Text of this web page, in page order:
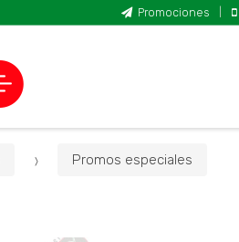
Promociones
Promos especiales